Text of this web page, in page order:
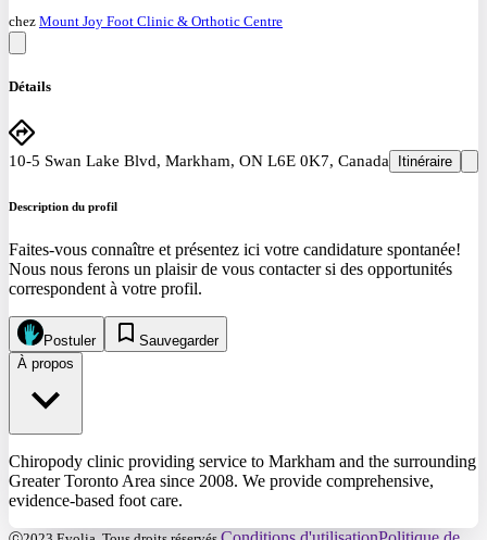
chez Mount Joy Foot Clinic & Orthotic Centre
Détails
10-5 Swan Lake Blvd, Markham, ON L6E 0K7, Canada Itinéraire
Description du profil
Faites-vous connaître et présentez ici votre candidature spontanée!
Nous nous ferons un plaisir de vous contacter si des opportunités
correspondent à votre profil.
Postuler
Sauvegarder
À propos
Chiropody clinic providing service to Markham and the surrounding
Greater Toronto Area since 2008. We provide comprehensive,
evidence-based foot care.